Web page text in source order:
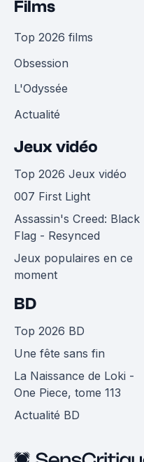
Films
Top 2026 films
Obsession
L'Odyssée
Actualité
Jeux vidéo
Top 2026 Jeux vidéo
007 First Light
Assassin's Creed: Black
Flag - Resynced
Jeux populaires en ce
moment
BD
Top 2026 BD
Une fête sans fin
La Naissance de Loki -
One Piece, tome 113
Actualité BD